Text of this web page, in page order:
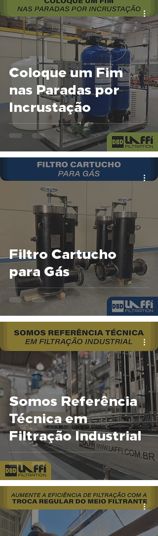
Coloque um Fim
nas Paradas por
Incrustação
Filtro Cartucho
para Gás
Somos Referência
Técnica em
Filtração Industrial